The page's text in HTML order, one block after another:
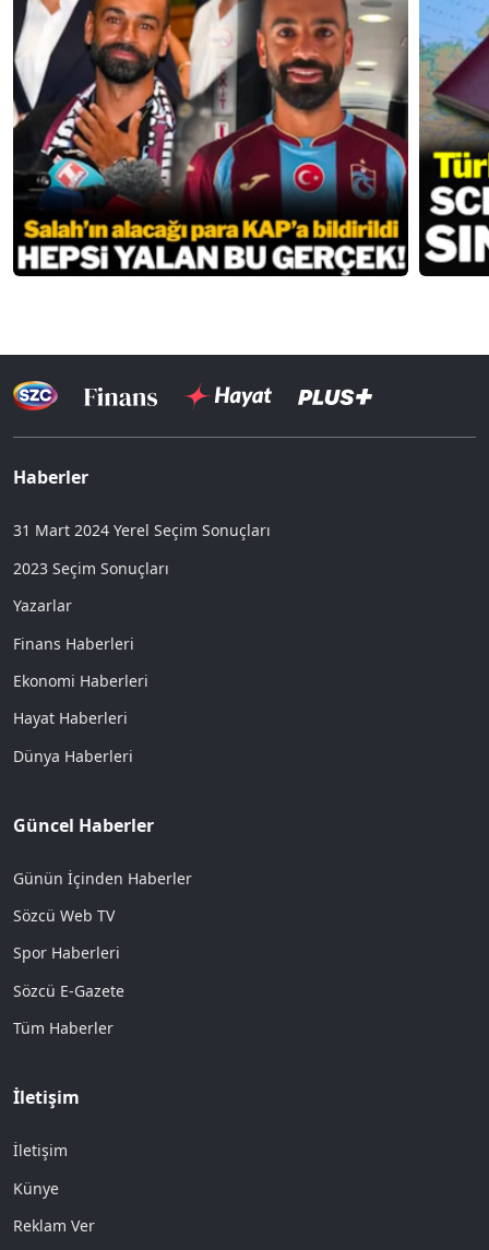
Haberler
31 Mart 2024 Yerel Seçim Sonuçları
2023 Seçim Sonuçları
Yazarlar
Finans Haberleri
Ekonomi Haberleri
Hayat Haberleri
Dünya Haberleri
Güncel Haberler
Günün İçinden Haberler
Sözcü Web TV
Spor Haberleri
Sözcü E-Gazete
Tüm Haberler
İletişim
İletişim
Künye
Reklam Ver